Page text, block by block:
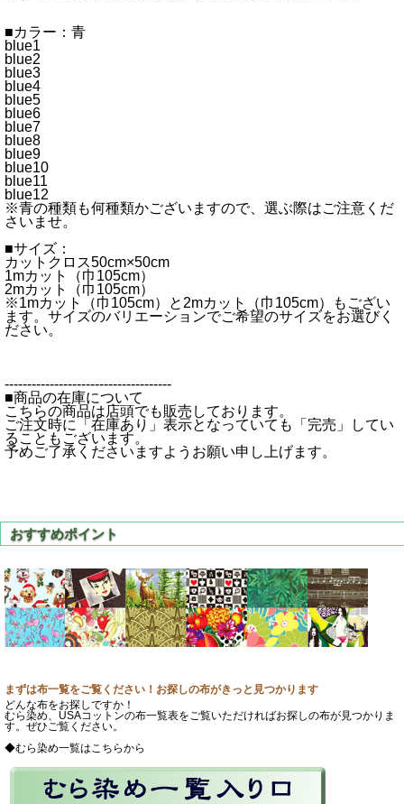
■カラー：青
blue1
blue2
blue3
blue4
blue5
blue6
blue7
blue8
blue9
blue10
blue11
blue12
※青の種類も何種類かございますので、選ぶ際はご注意くだ
さいませ。
■サイズ：
カットクロス50cm×50cm
1mカット（巾105cm）
2mカット（巾105cm）
※1mカット（巾105cm）と2mカット（巾105cm）もござい
ます。サイズのバリエーションでご希望のサイズをお選びく
ださい。
-------------------------------------
■商品の在庫について
こちらの商品は店頭でも販売しております。
ご注文時に「在庫あり」表示となっていても「完売」してい
ることもございます。
予めご了承くださいますようお願い申し上げます。
まずは布一覧をご覧ください！お探しの布がきっと見つかります
どんな布をお探しですか！
むら染め、USAコットンの布一覧表をご覧いただければお探しの布が見つかりま
す。ぜひご覧ください。
◆むら染め一覧はこちらから